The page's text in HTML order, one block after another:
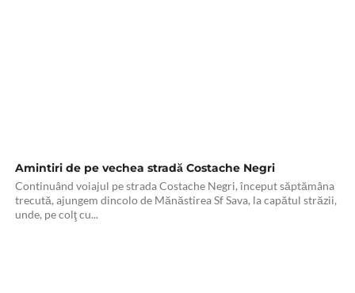
Amintiri de pe vechea stradă Costache Negri
Continuând voiajul pe strada Costache Negri, început săptămâna
trecută, ajungem dincolo de Mănăstirea Sf Sava, la capătul străzii,
unde, pe colţ cu...